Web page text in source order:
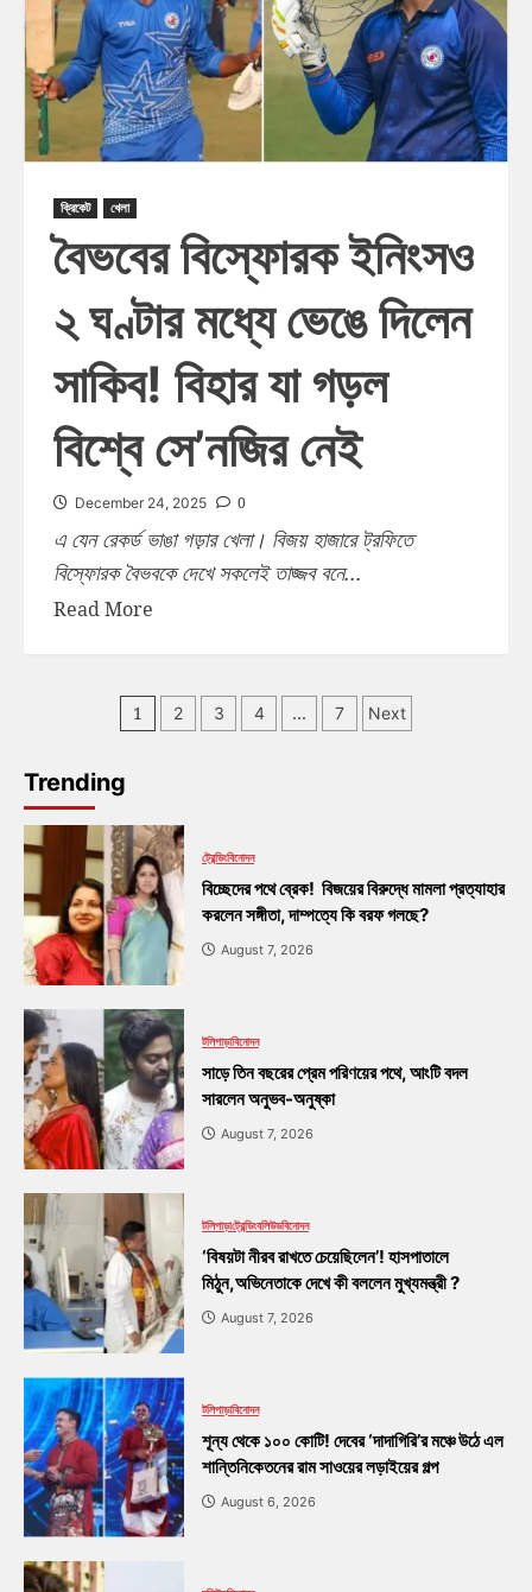
ক্রিকেট খেলা
বৈভবের বিস্ফোরক ইনিংসও
২ ঘণ্টার মধ্যে ভেঙে দিলেন
সাকিব! বিহার যা গড়ল
বিশ্বে সে’নজির নেই
December 24, 2025 0
এ যেন রেকর্ড ভাঙা গড়ার খেলা। বিজয় হাজারে ট্রফিতে
বিস্ফোরক বৈভবকে দেখে সকলেই তাজ্জব বনে...
Read More
1 2 3 4 … 7 Next
Trending
ট্রেন্ডিংবিনোদন
বিচ্ছেদের পথে ব্রেক! বিজয়ের বিরুদ্ধে মামলা প্রত্যাহার
করলেন সঙ্গীতা, দাম্পত্যে কি বরফ গলছে?
August 7, 2026
টলিপাড়াবিনোদন
সাড়ে তিন বছরের প্রেম পরিণয়ের পথে, আংটি বদল
সারলেন অনুভব-অনুষ্কা
August 7, 2026
টলিপাড়াট্রেন্ডিংবলিউডবিনোদন
‘বিষয়টা নীরব রাখতে চেয়েছিলেন’! হাসপাতালে
মিঠুন,অভিনেতাকে দেখে কী বললেন মুখ্যমন্ত্রী ?
August 7, 2026
টলিপাড়াবিনোদন
শূন্য থেকে ১০০ কোটি! দেবের ‘দাদাগিরি’র মঞ্চে উঠে এল
শান্তিনিকেতনের রাম সাওয়ের লড়াইয়ের গল্প
August 6, 2026